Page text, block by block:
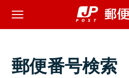
郵便番号検索